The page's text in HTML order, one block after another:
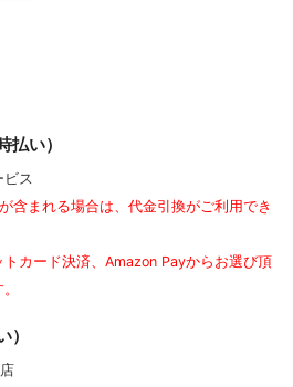
払い）
ス
含まれる場合は、代金引換がご利用でき
カード決済、Amazon Payからお選び頂